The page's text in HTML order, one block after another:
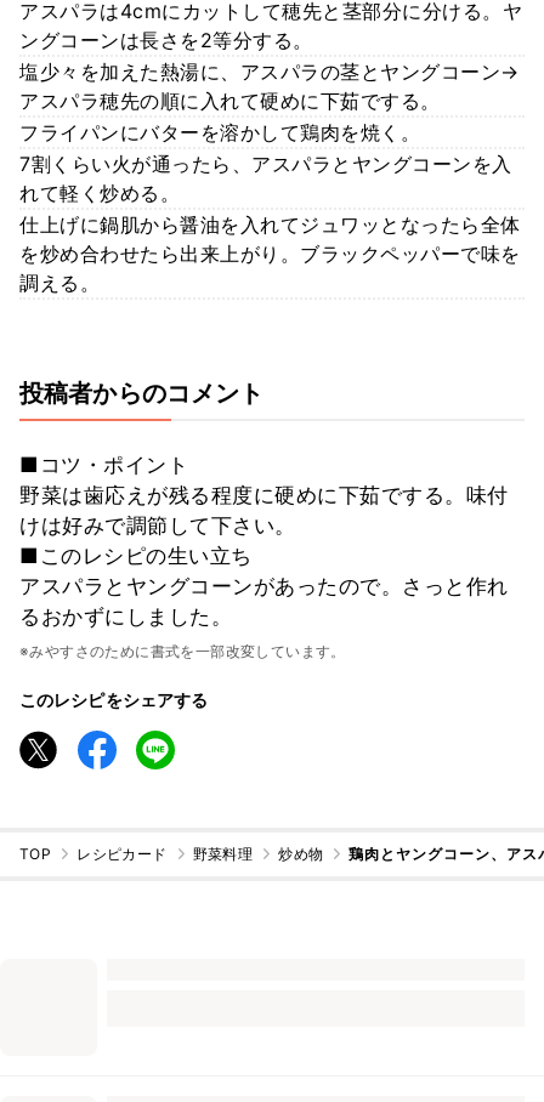
アスパラは4cmにカットして穂先と茎部分に分ける。ヤ
ングコーンは長さを2等分する。
塩少々を加えた熱湯に、アスパラの茎とヤングコーン→
アスパラ穂先の順に入れて硬めに下茹でする。
フライパンにバターを溶かして鶏肉を焼く。
7割くらい火が通ったら、アスパラとヤングコーンを入
れて軽く炒める。
仕上げに鍋肌から醤油を入れてジュワッとなったら全体
を炒め合わせたら出来上がり。ブラックペッパーで味を
調える。
投稿者からのコメント
■コツ・ポイント
野菜は歯応えが残る程度に硬めに下茹でする。味付
けは好みで調節して下さい。
■このレシピの生い立ち
アスパラとヤングコーンがあったので。さっと作れ
るおかずにしました。
※みやすさのために書式を一部改変しています。
このレシピをシェアする
TOP レシピカード 野菜料理 炒め物 鶏肉とヤングコーン、ア